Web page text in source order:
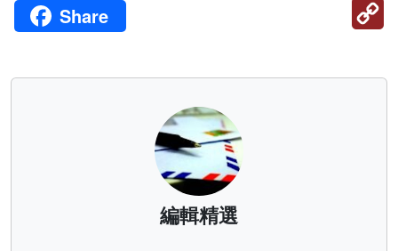
Share
編輯精選